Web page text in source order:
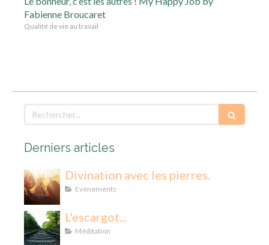
Fabienne Broucaret
Qualité de vie au travail
Derniers articles
Divination avec les pierres.
Evénements
L'escargot...
Méditation